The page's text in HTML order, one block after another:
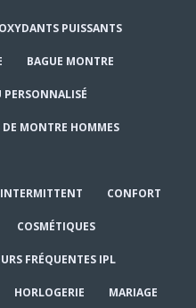
PUISSANTS
BAGUE MONTRE
PERSONNALISÉ
DE MONTRE HOMMES
CONFORT
COSMÉTIQUES
FRÉQUENTES IPL
HORLOGERIE MARIAGE